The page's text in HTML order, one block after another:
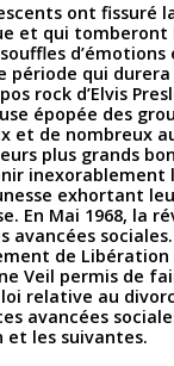
ont fissuré
et qui tomberont
période qui
rock d’Elvis
épopée des
et de
plus grands
exhortant
En Mai 1968, la
de Libération
Veil permis de
relative au
avancées
les suivantes.